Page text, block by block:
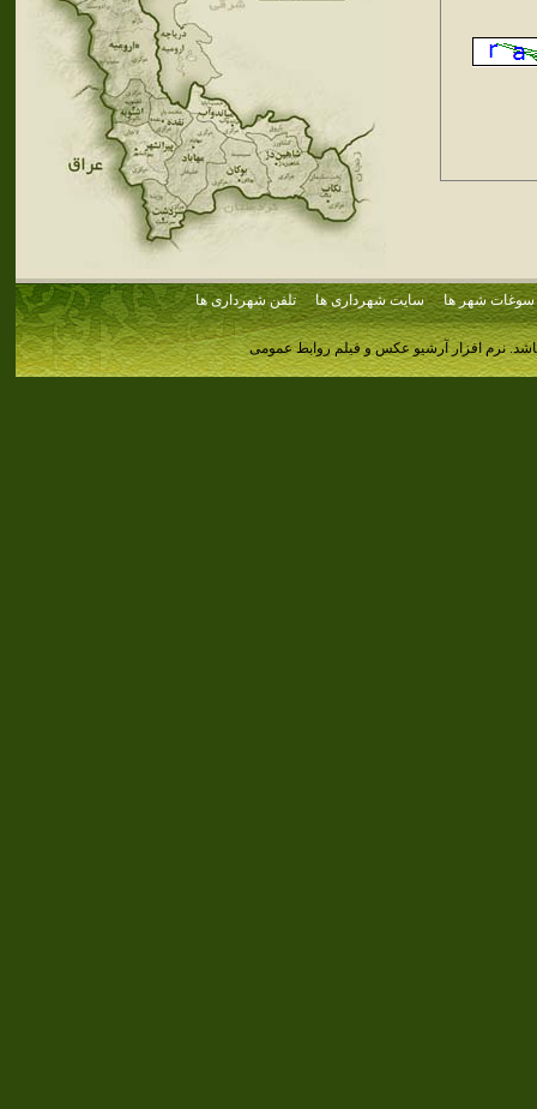
سوغات شهر ها سایت شهرداری ها تلفن شهرداری ها
نرم افزار آرشیو عکس و فیلم روابط عمومی